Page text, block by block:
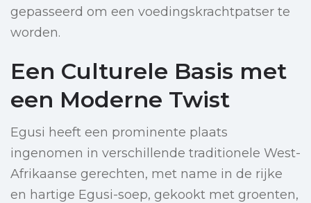
gepasseerd om een voedingskrachtpatser te
worden.
Een Culturele Basis met
een Moderne Twist
Egusi heeft een prominente plaats
ingenomen in verschillende traditionele West-
Afrikaanse gerechten, met name in de rijke
en hartige Egusi-soep, gekookt met groenten,